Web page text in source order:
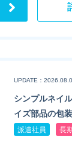
UPDATE：
シンプルネイ
イズ部品の包
派遣社員 長